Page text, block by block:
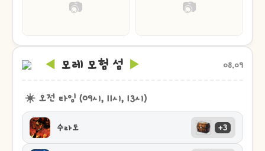
📷 📷
◀ 모레 모험 섬 ▶ 08.09
☀️ 오전 타임 (09시, 11시, 13시)
수라도 +3